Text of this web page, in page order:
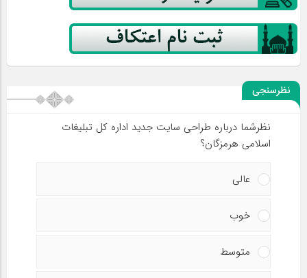
نظرسنجی
نظرشما درباره طراحی سایت جدید اداره کل تبلیغات
اسلامی هرمزگان؟
عالی
خوب
متوسط